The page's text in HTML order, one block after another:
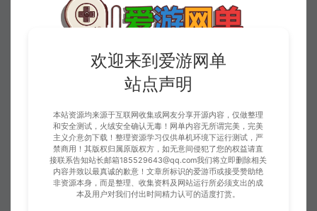
欢迎来到爱游网单
站点声明
本站资源均来源于互联网收集或网友分享开源内容，仅做整理
和安全测试，火绒安全确认无毒！网单内容无所谓完美，完美
主义介意勿下载！整理资源学习仅供单机环境下运行测试，严
禁商用！其版权归属原版权方，如无意间侵犯了您的权益请直
接联系告知站长邮箱185529643@qq.com我们将立即删除相关
内容并致以最真诚的歉意！文章所标识的爱游币或接受赞助绝
非资源本身，而是整理、收集资料及网站运行所必须支出的成
本及用户对我们付出时间精力认可的适度打赏。